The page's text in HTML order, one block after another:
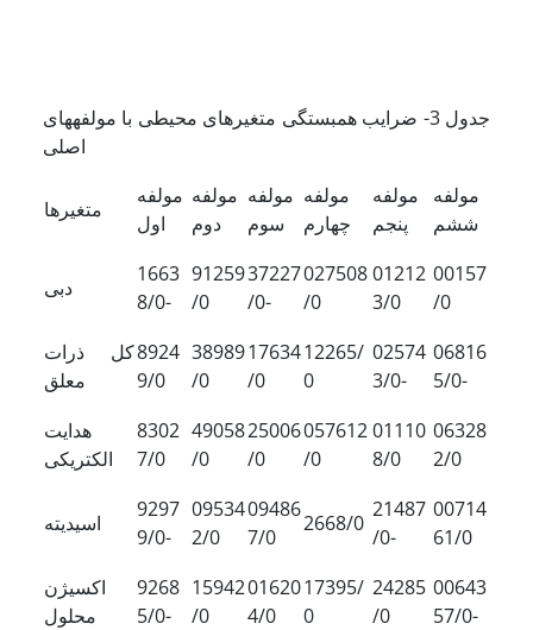
جدول 3- ضرایب همبستگی متغیرهای محیطی با مولفه­های
اصلی
متغیرها
مولفه
اول
مولفه
دوم
مولفه
سوم
مولفه
چهارم
مولفه
پنجم
مولفه
ششم
دبی
1663
8/0-
91259
/0
37227
/0-
027508
/0
01212
3/0
00157
/0
کل ذرات
معلق
8924
9/0
38989
/0
17634
/0
12265/
0
02574
3/0-
06816
5/0-
هدایت
الکتریکی
8302
7/0
49058
/0
25006
/0
057612
/0
01110
8/0
06328
2/0
اسیدیته
9297
9/0-
09534
2/0
09486
7/0
2668/0
21487
/0-
00714
61/0
اکسیژن
محلول
9268
5/0-
15942
/0
01620
4/0
17395/
0
24285
/0
00643
57/0-